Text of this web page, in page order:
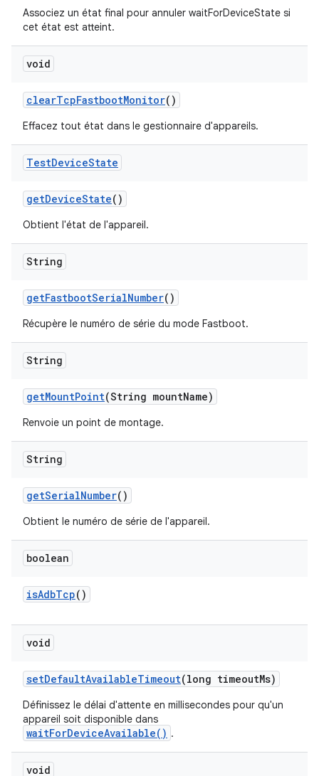
Associez un état final pour annuler waitForDeviceState si
cet état est atteint.
void
clearTcpFastbootMonitor()
Effacez tout état dans le gestionnaire d'appareils.
TestDeviceState
getDeviceState()
Obtient l'état de l'appareil.
String
getFastbootSerialNumber()
Récupère le numéro de série du mode Fastboot.
String
getMountPoint(String mountName)
Renvoie un point de montage.
String
getSerialNumber()
Obtient le numéro de série de l'appareil.
boolean
isAdbTcp()
void
setDefaultAvailableTimeout(long timeoutMs)
Définissez le délai d'attente en millisecondes pour qu'un
appareil soit disponible dans
waitForDeviceAvailable() .
void